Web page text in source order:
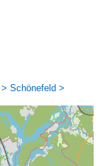
Schönefeld >